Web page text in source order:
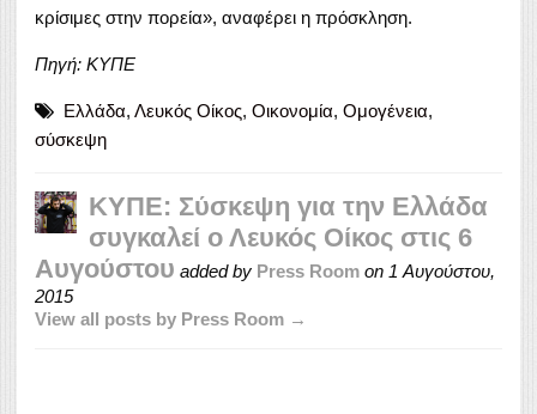
κρίσιμες στην πορεία», αναφέρει η πρόσκληση.
Πηγή: ΚΥΠΕ
Ελλάδα, Λευκός Οίκος, Οικονομία, Ομογένεια,
σύσκεψη
ΚΥΠΕ: Σύσκεψη για την Ελλάδα
συγκαλεί ο Λευκός Οίκος στις 6
Αυγούστου added by Press Room on 1 Αυγούστου,
2015
View all posts by Press Room →